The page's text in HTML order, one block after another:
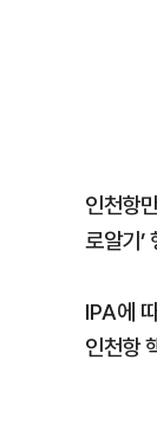
인천항
로알기
IPA에
인천항